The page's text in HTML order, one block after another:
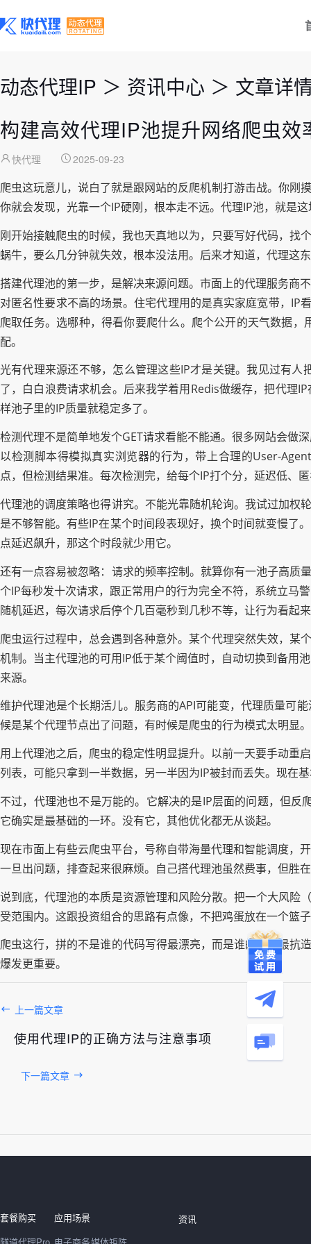
动态代理IP ＞ 资讯中心 ＞ 文章详
构建高效代理IP池提升网络爬虫效
快代理 2025-09-23
爬虫这玩意儿，说白了就是跟网站的反爬机制打游击战。你刚
你就会发现，光靠一个IP硬刚，根本走不远。代理IP池，就是
刚开始接触爬虫的时候，我也天真地以为，只要写好代码，找
蜗牛，要么几分钟就失效，根本没法用。后来才知道，代理这
搭建代理池的第一步，是解决来源问题。市面上的代理服务商
对匿名性要求不高的场景。住宅代理用的是真实家庭宽带，IP
爬取任务。选哪种，得看你要爬什么。爬个公开的天气数据
配。
光有代理来源还不够，怎么管理这些IP才是关键。我见过有
了，白白浪费请求机会。后来我学着用Redis做缓存，把代理
样池子里的IP质量就稳定多了。
检测代理不是简单地发个GET请求看能不能通。很多网站会做
以检测脚本得模拟真实浏览器的行为，带上合理的User-
点，但检测结果准。每次检测完，给每个IP打个分，延迟低、
代理池的调度策略也得讲究。不能光靠随机轮询。我试过加权
是不够智能。有些IP在某个时间段表现好，换个时间就变慢了
点延迟飙升，那这个时段就少用它。
还有一点容易被忽略：请求的频率控制。就算你有一池子高质
个IP每秒发十次请求，跟正常用户的行为完全不符，系统立马
随机延迟，每次请求后停个几百毫秒到几秒不等，让行为看起
爬虫运行过程中，总会遇到各种意外。某个代理突然失效，某
机制。当主代理池的可用IP低于某个阈值时，自动切换到备用
来源。
维护代理池是个长期活儿。服务商的API可能变，代理质量可
候是某个代理节点出了问题，有时候是爬虫的行为模式太明显
用上代理池之后，爬虫的稳定性明显提升。以前一天要手动重
列表，可能只拿到一半数据，另一半因为IP被封而丢失。现在
不过，代理池也不是万能的。它解决的是IP层面的问题，但
它确实是最基础的一环。没有它，其他优化都无从谈起。
现在市面上有些云爬虫平台，号称自带海量代理和智能调度，
一旦出问题，排查起来很麻烦。自己搭代理池虽然费事，但胜
说到底，代理池的本质是资源管理和风险分散。把一个大风险
受范围内。这跟投资组合的思路有点像，不把鸡蛋放在一个篮
爬虫这行，拼的不是谁的代码写得最漂亮，而是谁的系统最抗
爆发更重要。
上一篇文章
使用代理IP的正确方法与注意事项
下一篇文章
套餐购买
应用场景
资讯
发布于： 2026年08月08日